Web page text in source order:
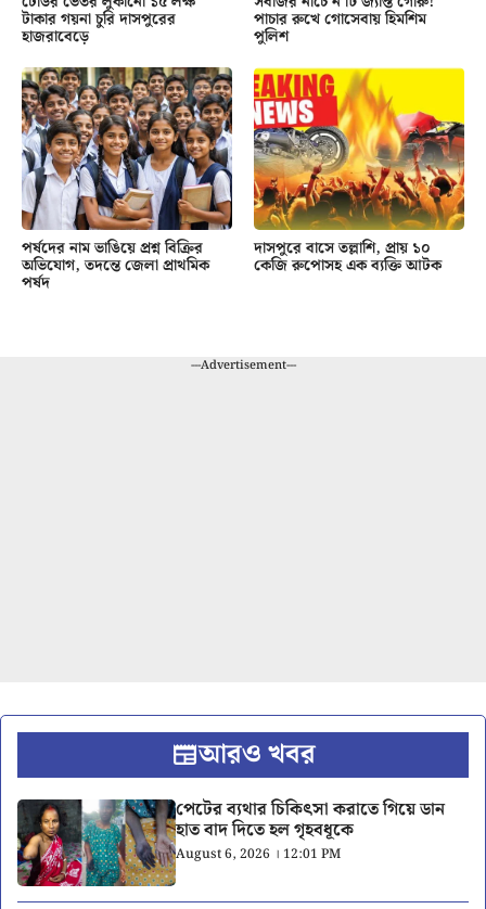
টাকার গয়না চুরি দাসপুরের
হাজরাবেড়ে
পাচার রুখে গোসেবায় হিমশিম
পুলিশ
পর্ষদের নাম ভাঙিয়ে প্রশ্ন বিক্রির
অভিযোগ, তদন্তে জেলা প্রাথমিক
পর্ষদ
দাসপুরে বাসে তল্লাশি, প্রায় ১০
কেজি রুপোসহ এক ব্যক্তি আটক
---Advertisement---
আরও খবর
পেটের ব্যথার চিকিৎসা করাতে গিয়ে ডান
হাত বাদ দিতে হল গৃহবধূকে
August 6, 2026 । 12:01 PM